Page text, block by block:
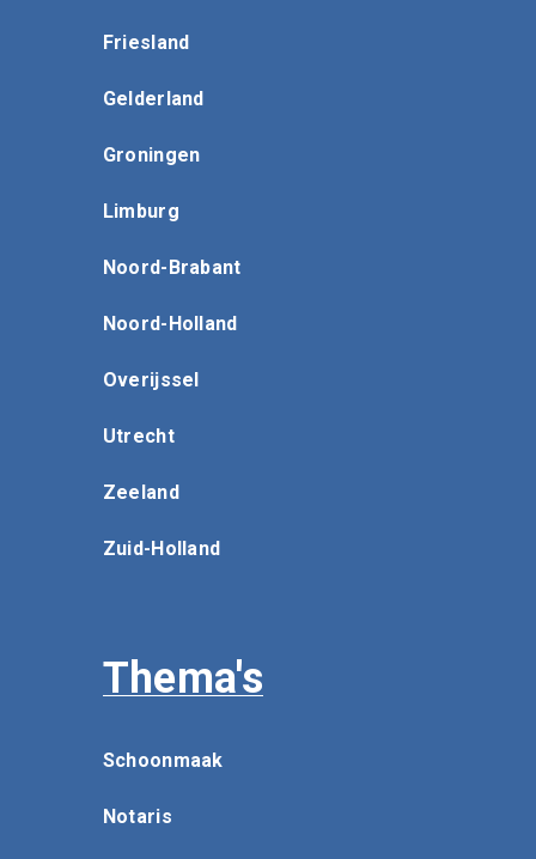
Friesland
Gelderland
Groningen
Limburg
Noord-Brabant
Noord-Holland
Overijssel
Utrecht
Zeeland
Zuid-Holland
Thema's
Schoonmaak
Notaris